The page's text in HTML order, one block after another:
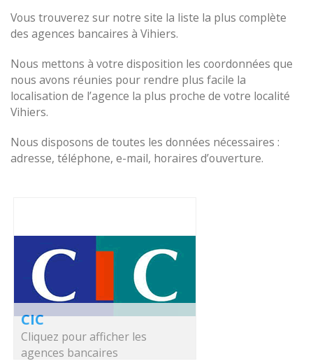
Vous trouverez sur notre site la liste la plus complète
des agences bancaires à Vihiers.
Nous mettons à votre disposition les coordonnées que
nous avons réunies pour rendre plus facile la
localisation de l’agence la plus proche de votre localité
Vihiers.
Nous disposons de toutes les données nécessaires :
adresse, téléphone, e-mail, horaires d’ouverture.
CIC
Cliquez pour afficher les
agences bancaires